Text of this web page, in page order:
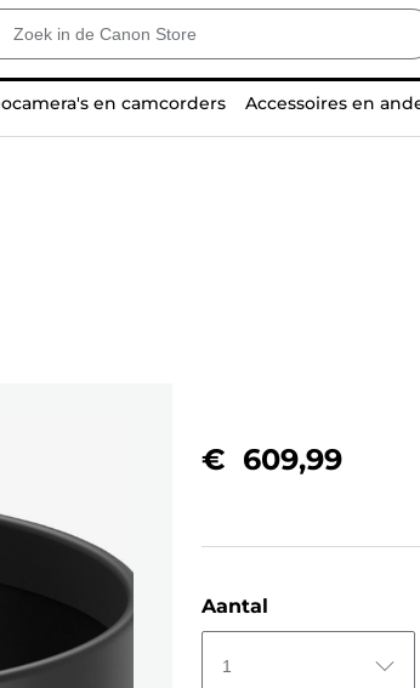
en camcorders Accessoires en
€ 609,99
Aantal
1